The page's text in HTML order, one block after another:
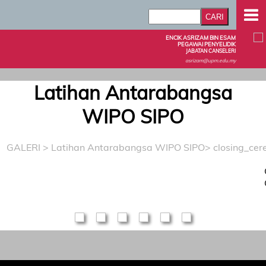
ENCIK ASRIZAM BIN ESAM
PEGAWAI PENYELIDIK
JABATAN CANSELERI
asrizam@upm.edu.my
Latihan Antarabangsa
WIPO SIPO
GALERI > Latihan Antarabangsa WIPO SIPO>